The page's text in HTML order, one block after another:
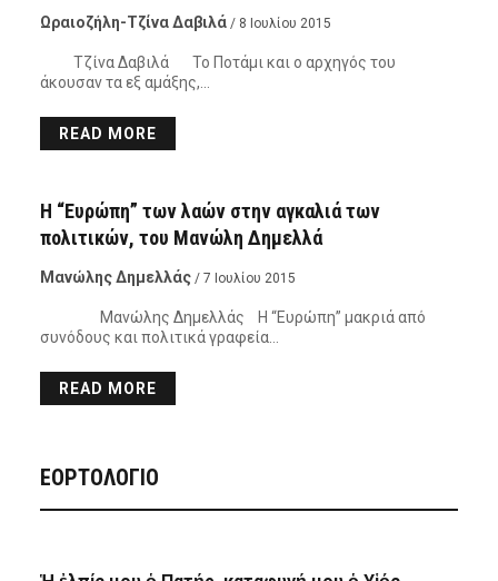
Ωραιοζήλη-Τζίνα Δαβιλά / 8 Ιουλίου 2015
Τζίνα Δαβιλά Το Ποτάμι και ο αρχηγός του
άκουσαν τα εξ αμάξης,…
READ MORE
Η “Ευρώπη” των λαών στην αγκαλιά των
πολιτικών, του Μανώλη Δημελλά
Μανώλης Δημελλάς / 7 Ιουλίου 2015
Μανώλης Δημελλάς Η “Ευρώπη” μακριά από
συνόδους και πολιτικά γραφεία…
READ MORE
ΕΟΡΤΟΛΟΓΙΟ